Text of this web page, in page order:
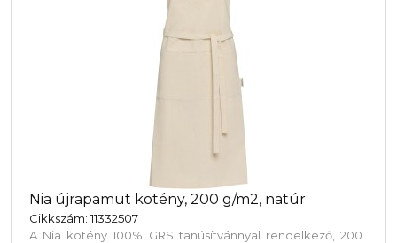
Nia újrapamut kötény, 200 g/m2, natúr
Cikkszám: 11332507
A Nia kötény 100% GRS tanúsítvánnyal rendelkező, 200